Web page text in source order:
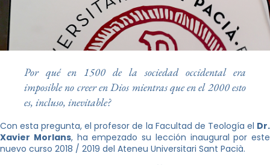
Por qué en 1500 de la sociedad occidental era
imposible no creer en Dios mientras que en el 2000 esto
es, incluso, inevitable?
Con esta pregunta, el profesor de la Facultad de Teología el Dr.
Xavier Morlans, ha empezado su lección inaugural por este
nuevo curso 2018 / 2019 del Ateneu Universitari Sant Pacià.